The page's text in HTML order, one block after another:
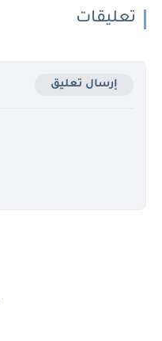
تعليقات
إرسال تعليق